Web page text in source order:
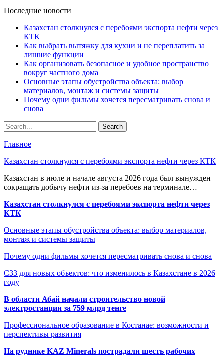
Последние новости
Казахстан столкнулся с перебоями экспорта нефти через
КТК
Как выбрать вытяжку для кухни и не переплатить за
лишние функции
Как организовать безопасное и удобное пространство
вокруг частного дома
Основные этапы обустройства объекта: выбор
материалов, монтаж и системы защиты
Почему одни фильмы хочется пересматривать снова и
снова
Главное
Казахстан столкнулся с перебоями экспорта нефти через КТК
Казахстан в июле и начале августа 2026 года был вынужден
сокращать добычу нефти из-за перебоев на терминале…
Казахстан столкнулся с перебоями экспорта нефти через
КТК
Основные этапы обустройства объекта: выбор материалов,
монтаж и системы защиты
Почему одни фильмы хочется пересматривать снова и снова
СЗЗ для новых объектов: что изменилось в Казахстане в 2026
году
В области Абай начали строительство новой
электростанции за 759 млрд тенге
Профессиональное образование в Костанае: возможности и
перспективы развития
На руднике KAZ Minerals пострадали шесть рабочих